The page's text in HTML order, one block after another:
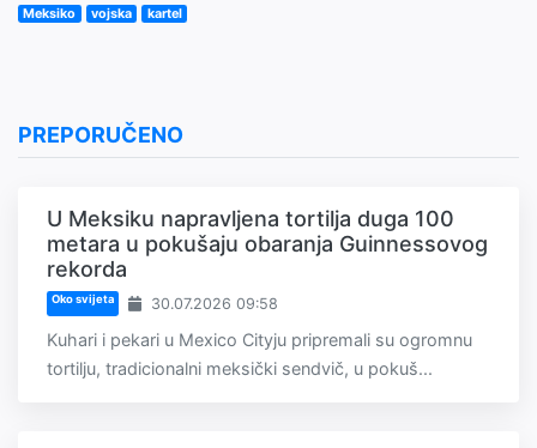
Meksiko vojska kartel
PREPORUČENO
U Meksiku napravljena tortilja duga 100
metara u pokušaju obaranja Guinnessovog
rekorda
Oko svijeta 30.07.2026 09:58
Kuhari i pekari u Mexico Cityju pripremali su ogromnu
tortilju, tradicionalni meksički sendvič, u pokuš...